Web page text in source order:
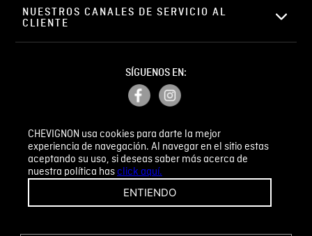
CHEVIGNON usa cookies para darte la mejor
experiencia de navegación. Al navegar en el sitio estas
aceptando su uso, si deseas saber más acerca de
nuestra política hasclick aquí.
ENTIENDO
NUESTROS CANALES DE SERVICIO AL
CLIENTE
SÍGUENOS EN:
PETICIONES, QUEJAS Y RECLAMOS
¡CAMBIOS Y DEVOLUCIONES FÁCILES!